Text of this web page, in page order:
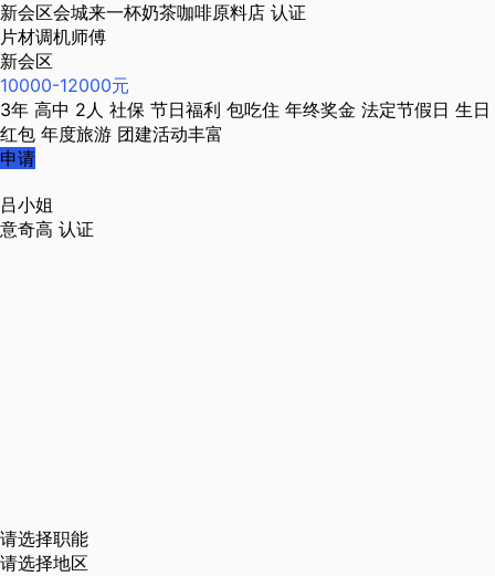
新会区会城来一杯奶茶咖啡原料店 认证
片材调机师傅
新会区
10000-12000元
3年 高中 2人 社保 节日福利 包吃住 年终奖金 法定节假日 生日
红包 年度旅游 团建活动丰富
申请
吕小姐
意奇高 认证
请选择职能
请选择地区